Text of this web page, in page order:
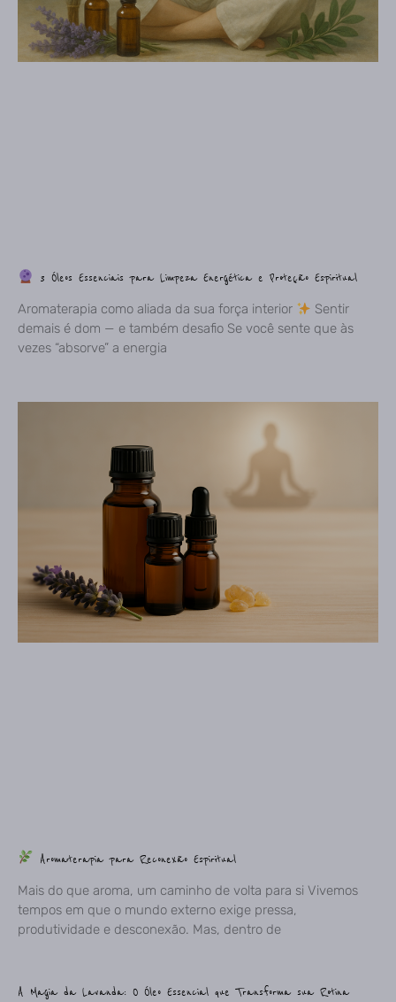
3 Óleos Essenciais para Limpeza Energética e Proteção Espiritual
Aromaterapia como aliada da sua força interior
Sentir
demais é dom — e também desafio Se você sente que às
vezes “absorve” a energia
Aromaterapia para Reconexão Espiritual
Mais do que aroma, um caminho de volta para si Vivemos
tempos em que o mundo externo exige pressa,
produtividade e desconexão. Mas, dentro de
A Magia da Lavanda: O Óleo Essencial que Transforma sua Rotina